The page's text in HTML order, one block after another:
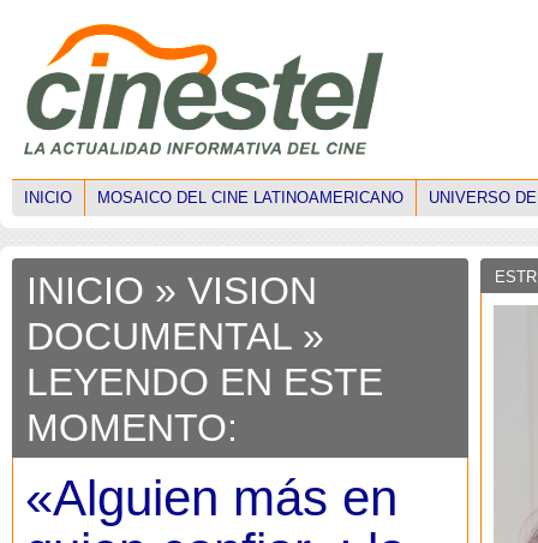
INICIO MOSAICO DEL CINE LATINOAMERICANO UNIVERSO
INICIO » VISION
DOCUMENTAL »
LEYENDO EN ESTE
MOMENTO:
«Alguien más en